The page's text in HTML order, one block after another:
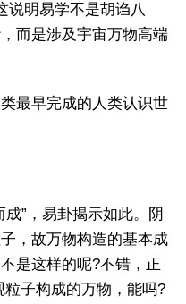
说明易学不是胡诌八
而是涉及宇宙万物高端
最早完成的人类认识世
”，易卦揭示如此。阴
，故万物构造的基本成
是这样的呢?不错，正
子构成的万物，能吗?